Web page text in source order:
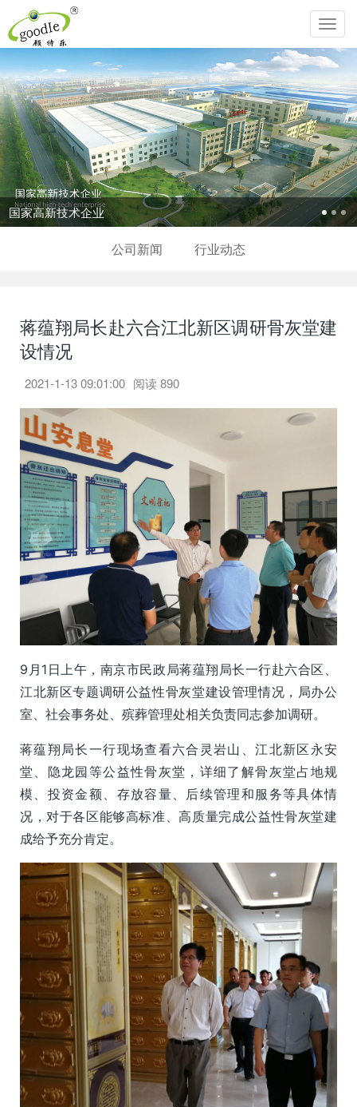
国家高新技术企业
公司新闻 行业动态
蒋蕴翔局长赴六合江北新区调研骨灰堂建
设情况
2021-1-13 09:01:00 阅读890
9月1日上午，南京市民政局蒋蕴翔局长一行赴六合区、
江北新区专题调研公益性骨灰堂建设管理情况，局办公
室、社会事务处、殡葬管理处相关负责同志参加调研。
蒋蕴翔局长一行现场查看六合灵岩山、江北新区永安
堂、隐龙园等公益性骨灰堂，详细了解骨灰堂占地规
模、投资金额、存放容量、后续管理和服务等具体情
况，对于各区能够高标准、高质量完成公益性骨灰堂建
成给予充分肯定。